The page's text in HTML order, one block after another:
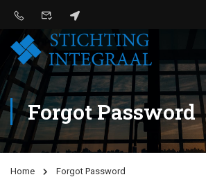
Forgot Password
Home Forgot Password